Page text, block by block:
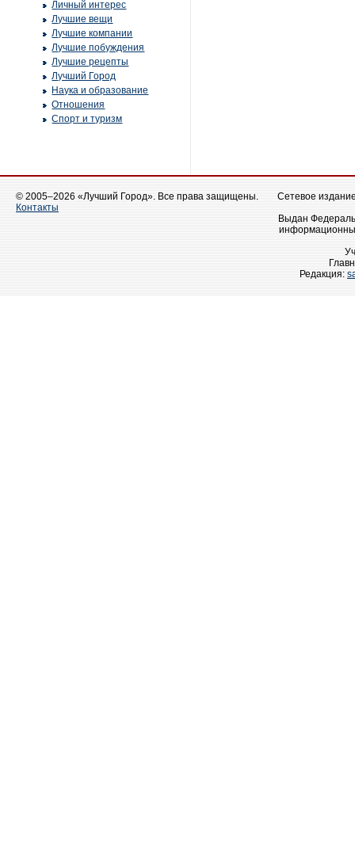
Личный интерес
Лучшие вещи
Лучшие компании
Лучшие побуждения
Лучшие рецепты
Лучший Город
Наука и образование
Отношения
Спорт и туризм
© 2005–2026 «Лучший Город». Все права защищены.
Контакты
Сетевое
Выдан
Редакция: